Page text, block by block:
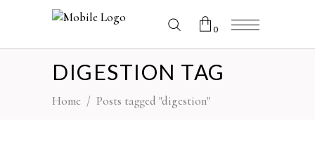
0
No products in the cart.
DIGESTION TAG
Home / Posts tagged "digestion"